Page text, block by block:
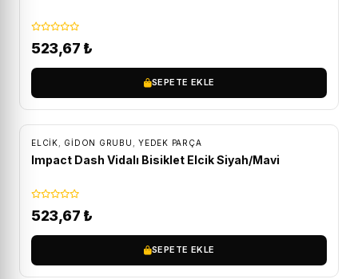
523,67 ₺
SEPETE EKLE
ELCIK GIDON GRUBU YEDEK PARÇA
Impact Dash Vidalı Bisiklet Elcik Siyah/Mavi
523,67 ₺
SEPETE EKLE